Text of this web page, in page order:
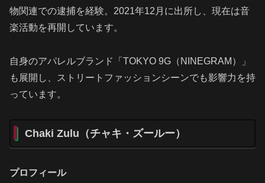
物関連での逮捕を経験。2021年12月に出所し、現在は音
楽活動を再開しています。
自身のアパレルブランド「TOKYO 9G（NINEGRAM）」
も展開し、ストリートファッションシーンでも影響力を持
っています。
Chaki Zulu（チャキ・ズールー）
プロフィール